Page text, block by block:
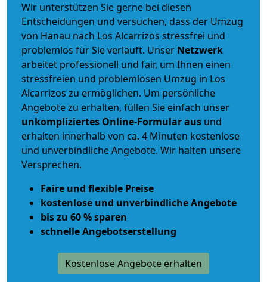
Wir unterstützen Sie gerne bei diesen
Entscheidungen und versuchen, dass der Umzug
von Hanau nach Los Alcarrizos stressfrei und
problemlos für Sie verläuft. Unser Netzwerk
arbeitet professionell und fair, um Ihnen einen
stressfreien und problemlosen Umzug in Los
Alcarrizos zu ermöglichen. Um persönliche
Angebote zu erhalten, füllen Sie einfach unser
unkompliziertes Online-Formular aus und
erhalten innerhalb von ca. 4 Minuten kostenlose
und unverbindliche Angebote. Wir halten unsere
Versprechen.
Faire und flexible Preise
kostenlose und unverbindliche Angebote
bis zu 60 % sparen
schnelle Angebotserstellung
Kostenlose Angebote erhalten